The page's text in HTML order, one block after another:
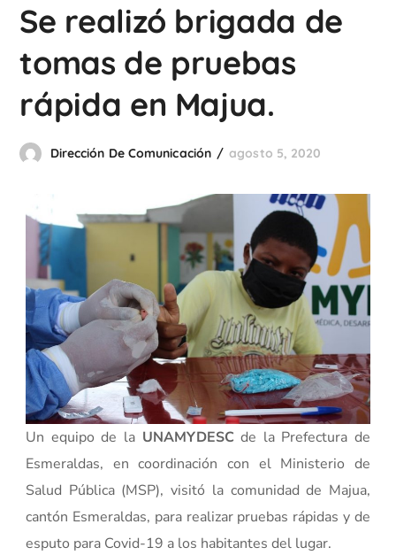
Se realizó brigada de
tomas de pruebas
rápida en Majua.
Dirección De Comunicación agosto 5, 2020
Un equipo de la UNAMYDESCde la Prefectura de
Esmeraldas, en coordinación con el Ministerio de
Salud Pública (MSP), visitó la comunidad de Majua,
cantón Esmeraldas, para realizar pruebas rápidas y de
esputo para Covid-19 a los habitantes del lugar.